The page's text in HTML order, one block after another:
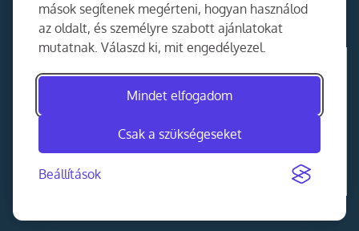
mások segítenek megérteni, hogyan használod
az oldalt, és személyre szabott ajánlatokat
mutatnak. Válaszd ki, mit engedélyezel.
Mindet elfogadom
Csak a szükségeseket
Beállítások
Partner Belépés